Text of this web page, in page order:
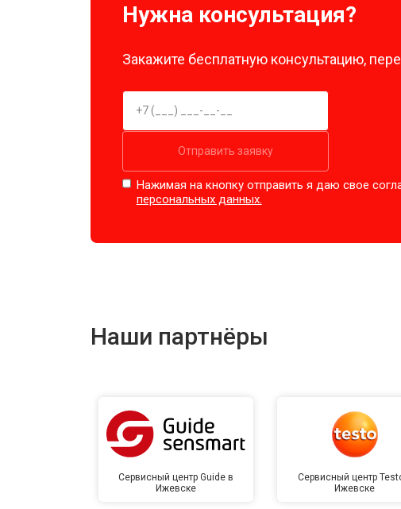
Нужна консультация?
Закажите бесплатную консультацию,
Отправить заявку
Нажимая на кнопку отправить я даю свое
персональных данных.
Наши партнёры
Сервисный центр Guide в
Ижевске
Сервисный центр
Ижевске